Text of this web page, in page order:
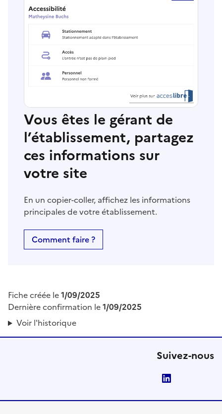
Vous êtes le gérant de
l’établissement, partagez
ces informations sur
votre site
En un copier-coller, affichez les informations
principales de votre établissement.
Comment faire ?
Fiche créée le1/09/2025
Dernière confirmation le1/09/2025
Voir l'historique
Suivez-nous